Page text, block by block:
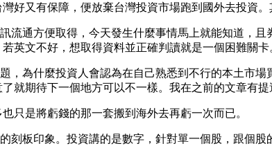
好又有保障，便放棄台灣投資市場跑到國外去投資
流通方便取得，今天發生什麼事情馬上就能知道，
英文不好，想取得資料並正確判讀就是一個困難關卡
，為什麼投資人會認為在自己熟悉到不行的本土市
就期待下一個地方可以不一樣。我在之前的文章有
只是將虧錢的那一套搬到海外去再虧一次而已。
刻板印象。投資講的是數字，針對單一個股，跟個